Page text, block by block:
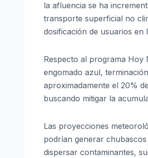
la afluencia se ha
transporte superficial no
dosificación de usuarios
Respecto al programa Hoy
engomado azul,
aproximadamente el 20%
buscando mitigar la
Las proyecciones
podrían generar
dispersar contaminantes,